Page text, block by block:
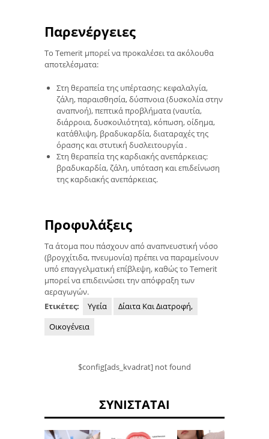
Παρενέργειες
Το Temerit μπορεί να προκαλέσει τα ακόλουθα
αποτελέσματα:
Στη θεραπεία της υπέρτασης: κεφαλαλγία,
ζάλη, παραισθησία, δύσπνοια (δυσκολία στην
αναπνοή), πεπτικά προβλήματα (ναυτία,
διάρροια, δυσκοιλιότητα), κόπωση, οίδημα,
κατάθλιψη, βραδυκαρδία, διαταραχές της
όρασης και στυτική δυσλειτουργία .
Στη θεραπεία της καρδιακής ανεπάρκειας:
βραδυκαρδία, ζάλη, υπόταση και επιδείνωση
της καρδιακής ανεπάρκειας.
Προφυλάξεις
Τα άτομα που πάσχουν από αναπνευστική νόσο
(βρογχίτιδα, πνευμονία) πρέπει να παραμείνουν
υπό επαγγελματική επίβλεψη, καθώς το Temerit
μπορεί να επιδεινώσει την απόφραξη των
αεραγωγών.
Ετικέτες:
Υγεία
Δίαιτα Και Διατροφή,
Οικογένεια
$config[ads_kvadrat] not found
ΣΥΝΙΣΤΆΤΑΙ